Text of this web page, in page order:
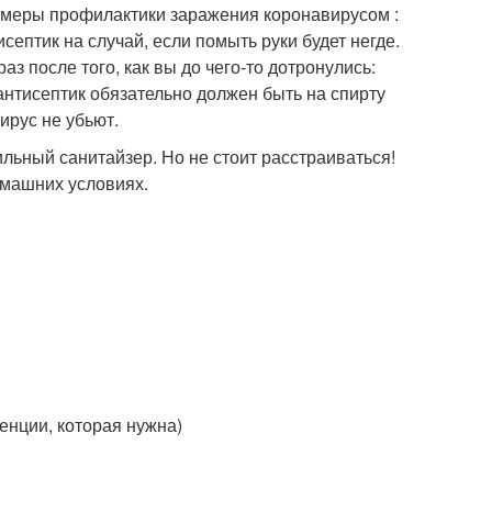
профилактики заражения коронавирусом :
на случай, если помыть руки будет негде.
после того, как вы до чего-то дотронулись:
обязательно должен быть на спирту
не убьют.
санитайзер. Но не стоит расстраиваться!
условиях.
которая нужна)